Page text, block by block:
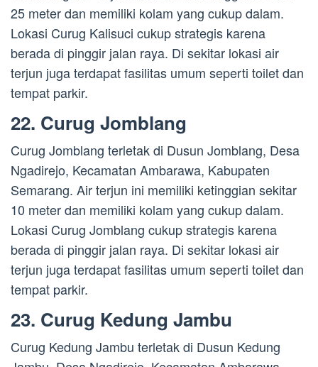
25 meter dan memiliki kolam yang cukup dalam.
Lokasi Curug Kalisuci cukup strategis karena
berada di pinggir jalan raya. Di sekitar lokasi air
terjun juga terdapat fasilitas umum seperti toilet dan
tempat parkir.
22. Curug Jomblang
Curug Jomblang terletak di Dusun Jomblang, Desa
Ngadirejo, Kecamatan Ambarawa, Kabupaten
Semarang. Air terjun ini memiliki ketinggian sekitar
10 meter dan memiliki kolam yang cukup dalam.
Lokasi Curug Jomblang cukup strategis karena
berada di pinggir jalan raya. Di sekitar lokasi air
terjun juga terdapat fasilitas umum seperti toilet dan
tempat parkir.
23. Curug Kedung Jambu
Curug Kedung Jambu terletak di Dusun Kedung